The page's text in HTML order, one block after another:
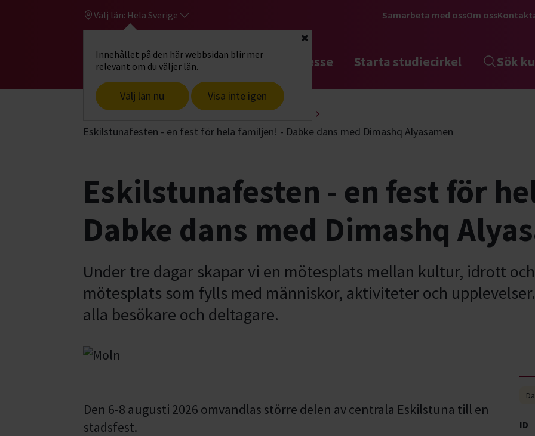
Välj län: Hela Sverige
Innehållet på den här webbsidan blir mer
relevant om du väljer län.
Välj län nu Visa inte igen
Stäng
Samarbeta med ossOm oss
Gå till studiefrämjandets startsidaHitta intresse Starta studiecirkel Sök
Start Hitta intresse
Upptäck, forska & fundera
Eskilstunafesten - en fest för hela familjen! - Dabke dans med Dimashq Alyasamen
Eskilstunafesten - en fest för
Dabke dans med Dimashq
Under tre dagar skapar vi en mötesplats mellan kultur, idrott
mötesplats som fylls med människor, aktiviteter och
alla besökare och deltagare.
Den 6-8 augusti 2026 omvandlas större delen av centrala Eskilstuna till en
stadsfest.
ID